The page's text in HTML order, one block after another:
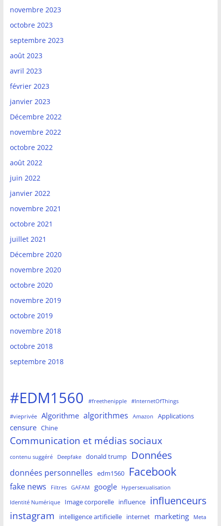
novembre 2023
octobre 2023
septembre 2023
août 2023
avril 2023
février 2023
janvier 2023
Décembre 2022
novembre 2022
octobre 2022
août 2022
juin 2022
janvier 2022
novembre 2021
octobre 2021
juillet 2021
Décembre 2020
novembre 2020
octobre 2020
novembre 2019
octobre 2019
novembre 2018
octobre 2018
septembre 2018
#EDM1560 #freethenipple #InternetOfThings
#vieprivée Algorithme algorithmes Amazon Applications
censure Chine
Communication et médias sociaux
contenu suggéré Deepfake donald trump Données
données personnelles edm1560 Facebook
fake news Filtres GAFAM google Hypersexualisation
Identité Numérique Image corporelle influence influenceurs
instagram intelligence artificielle internet marketing Meta